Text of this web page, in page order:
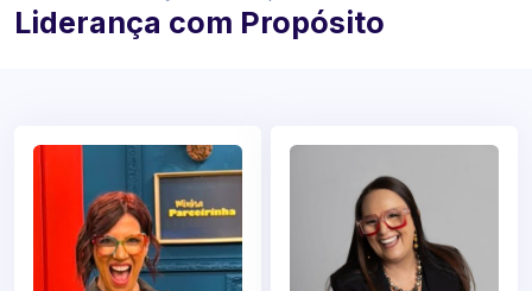
Liderança com Propósito